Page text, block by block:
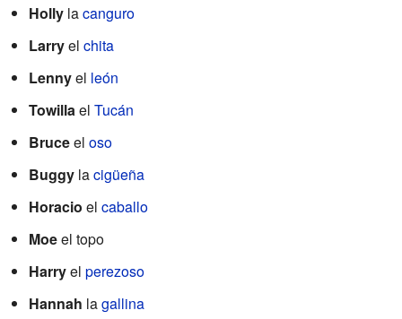
Holly lacanguro
Larryel chita
Lennyel león
Towillael Tucán
Bruceel oso
Buggy lacigüeña
Horacio el caballo
Moeel topo
Harryel perezoso
Hannah lagallina